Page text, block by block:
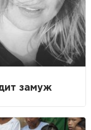
замуж